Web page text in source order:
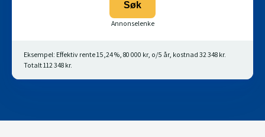
Søk
Eksempel: Effektiv rente 15,24 %, 80 000 kr, o/5 år, kostnad 32 348 kr.
Totalt 112 348 kr.